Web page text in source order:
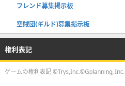
フレンド募集掲示板
空賊団(ギルド)募集掲示板
権利表記
ゲームの権利表記 ©Trys,Inc.©Gplanning, Inc.